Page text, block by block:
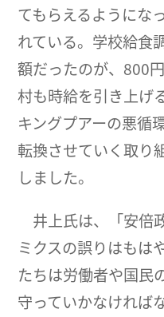
てもらえるようにな
れている。学校給食
額だったのが、800
村も時給を引き上げ
キングプアーの悪循
転換させていく取り
しました。
井上氏は、「安倍
ミクスの誤りはもは
たちは労働者や国民
守っていかなければ